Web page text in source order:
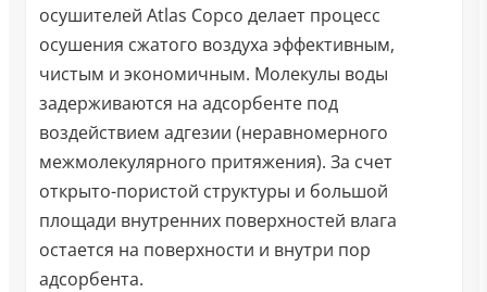
осушителей Atlas Copco делает процесс
осушения сжатого воздуха эффективным,
чистым и экономичным. Молекулы воды
задерживаются на адсорбенте под
воздействием адгезии (неравномерного
межмолекулярного притяжения). За счет
открыто-пористой структуры и большой
площади внутренних поверхностей влага
остается на поверхности и внутри пор
адсорбента.